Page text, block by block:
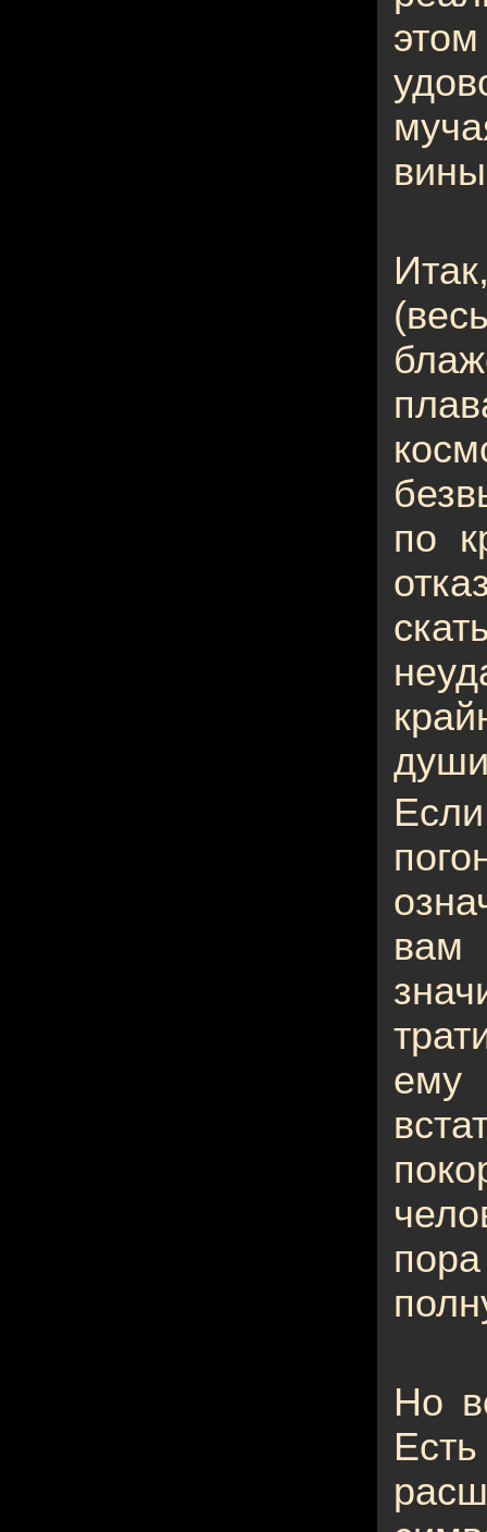
по
вам
ему
Но